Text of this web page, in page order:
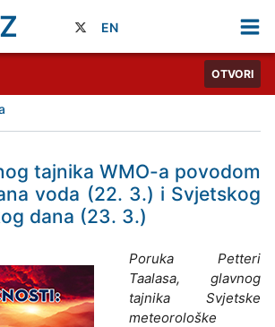
EN
OTVORI
tajnika WMO-a povodom
voda (22. 3.) i Svjetskog
dana (23. 3.)
Poruka Petteri
Taalasa, glavnog
tajnika Svjetske
meteorološke